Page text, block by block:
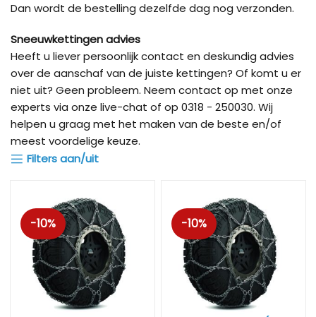
Dan wordt de bestelling dezelfde dag nog verzonden.
Sneeuwkettingen advies
Heeft u liever persoonlijk contact en deskundig advies
over de aanschaf van de juiste kettingen? Of komt u er
niet uit? Geen probleem. Neem contact op met onze
experts via onze live-chat of op 0318 - 250030. Wij
helpen u graag met het maken van de beste en/of
meest voordelige keuze.
Filters aan/uit
-10% -10%